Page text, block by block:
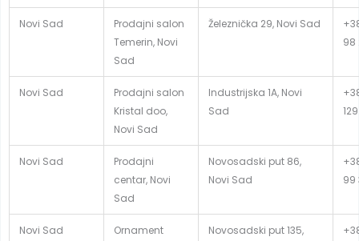
Novi Sad
Prodajni salon
Temerin, Novi
Sad
Železnička 29, Novi Sad
98
Novi Sad
Prodajni salon
Kristal doo,
Novi Sad
Industrijska 1A, Novi
Sad
129
Novi Sad
Prodajni
centar, Novi
Sad
Novosadski put 86,
Novi Sad
99
Novi Sad
Ornament
Novosadski put 135,